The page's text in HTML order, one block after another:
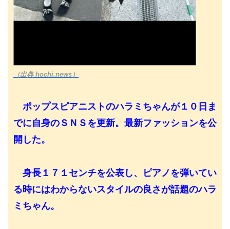
（出典 hochi.news）
ポップスピアニストのハラミちゃんが１０日ま
でに自身のＳＮＳを更新。最新ファッションを公
開した。
身長１７１センチを公表し、ピアノを弾いてい
る時にはわからないスタイルの良さが話題のハラ
ミちゃん。